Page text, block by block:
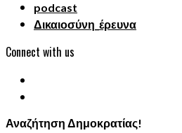
podcast
Δικαιοσύνη_έρευνα
Connect with us
Αναζήτηση Δημοκρατίας!